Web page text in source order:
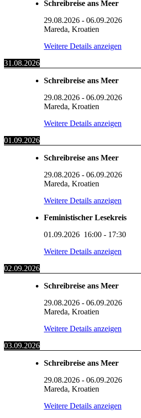
Schreibreise ans Meer
29.08.2026 - 06.09.2026
Mareda, Kroatien
Weitere Details anzeigen
31.08.2026
Schreibreise ans Meer
29.08.2026 - 06.09.2026
Mareda, Kroatien
Weitere Details anzeigen
01.09.2026
Schreibreise ans Meer
29.08.2026 - 06.09.2026
Mareda, Kroatien
Weitere Details anzeigen
Feministischer Lesekreis
01.09.2026 16:00 - 17:30
Weitere Details anzeigen
02.09.2026
Schreibreise ans Meer
29.08.2026 - 06.09.2026
Mareda, Kroatien
Weitere Details anzeigen
03.09.2026
Schreibreise ans Meer
29.08.2026 - 06.09.2026
Mareda, Kroatien
Weitere Details anzeigen